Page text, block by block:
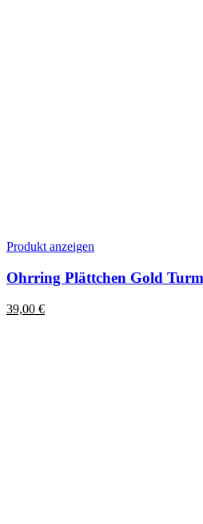
Produkt anzeigen
Ohrring Plättchen Gold
39,00 €